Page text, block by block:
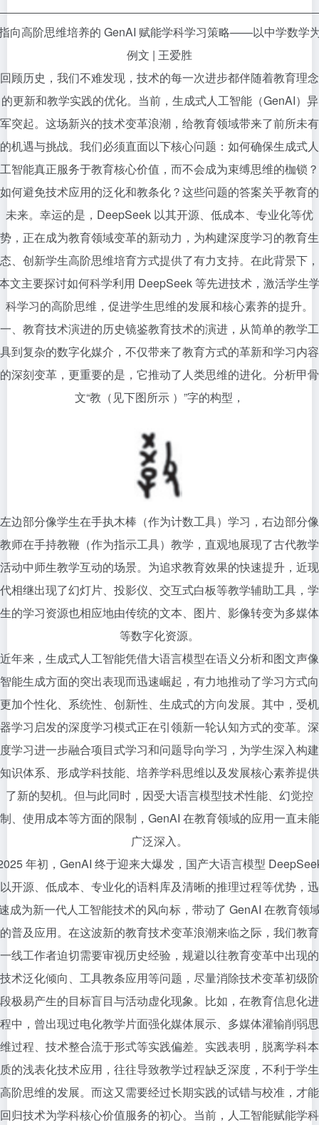
向高阶思维培养的 GenAI 赋能学科学习策略——以中学数学
例文 | 王爱胜
回顾历史，我们不难发现，技术的每一次进步都伴随着教育理念
的更新和教学实践的优化。当前，生成式人工智能（GenAI）异
军突起。这场新兴的技术变革浪潮，给教育领域带来了前所未有
的机遇与挑战。我们必须直面以下核心问题：如何确保生成式人
工智能真正服务于教育核心价值，而不会成为束缚思维的枷锁？
如何避免技术应用的泛化和教条化？这些问题的答案关乎教育的
未来。幸运的是，DeepSeek 以其开源、低成本、专业化等优
势，正在成为教育领域变革的新动力，为构建深度学习的教育生
态、创新学生高阶思维培育方式提供了有力支持。在此背景下，
文主要探讨如何科学利用 DeepSeek 等先进技术，激活学生
科学习的高阶思维，促进学生思维的发展和核心素养的提升。
一、教育技术演进的历史镜鉴教育技术的演进，从简单的教学工
具到复杂的数字化媒介，不仅带来了教育方式的革新和学习内容
的深刻变革，更重要的是，它推动了人类思维的进化。分析甲骨
文“教（见下图所示 ）”字的构型，
左边部分像学生在手执木棒（作为计数工具）学习，右边部分像
教师在手持教鞭（作为指示工具）教学，直观地展现了古代教学
活动中师生教学互动的场景。为追求教育效果的快速提升，近现
代相继出现了幻灯片、投影仪、交互式白板等教学辅助工具，学
生的学习资源也相应地由传统的文本、图片、影像转变为多媒体
等数字化资源。
近年来，生成式人工智能凭借大语言模型在语义分析和图文声像
智能生成方面的突出表现而迅速崛起，有力地推动了学习方式向
更加个性化、系统性、创新性、生成式的方向发展。其中，受机
器学习启发的深度学习模式正在引领新一轮认知方式的变革。深
度学习进一步融合项目式学习和问题导向学习，为学生深入构建
知识体系、形成学科技能、培养学科思维以及发展核心素养提供
了新的契机。但与此同时，因受大语言模型技术性能、幻觉控
制、使用成本等方面的限制，GenAI 在教育领域的应用一直未能
广泛深入。
年初，GenAI 终于迎来大爆发，国产大语言模型
以开源、低成本、专业化的语料库及清晰的推理过程等优势，迅
成为新一代人工智能技术的风向标，带动了 GenAI 在教育领
的普及应用。在这波新的教育技术变革浪潮来临之际，我们教育
一线工作者迫切需要审视历史经验，规避以往教育变革中出现的
技术泛化倾向、工具教条应用等问题，尽量消除技术变革初级阶
段极易产生的目标盲目与活动虚化现象。比如，在教育信息化进
程中，曾出现过电化教学片面强化媒体展示、多媒体灌输削弱思
维过程、技术整合流于形式等实践偏差。实践表明，脱离学科本
质的浅表化技术应用，往往导致教学过程缺乏深度，不利于学生
高阶思维的发展。而这又需要经过长期实践的试错与校准，才能
回归技术为学科核心价值服务的初心。当前，人工智能赋能学科